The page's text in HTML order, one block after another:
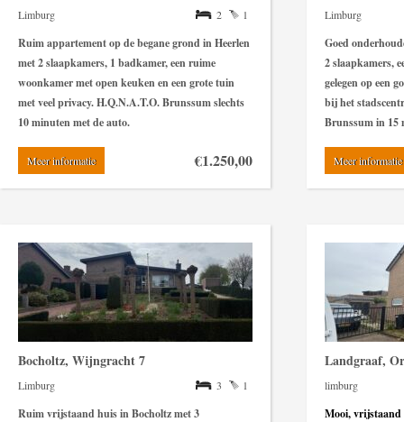
2 1
Limburg
Ruim appartement op de begane grond in Heerlen
met 2 slaapkamers, 1 badkamer, een ruime
woonkamer met open keuken en een grote tuin
met veel privacy. H.Q.N.A.T.O. Brunssum slechts
10 minuten met de auto.
Meer informatie €1.250,00
Limburg
Goed
2 slaapkamers,
gelegen op een
bij het
Brunssum in 15
Meer informatie
Bocholtz, Wijngracht 7
3 1
Limburg
Ruim vrijstaand huisin Bocholtz met 3
Landgraaf,
limburg
Mooi, vrijstaand